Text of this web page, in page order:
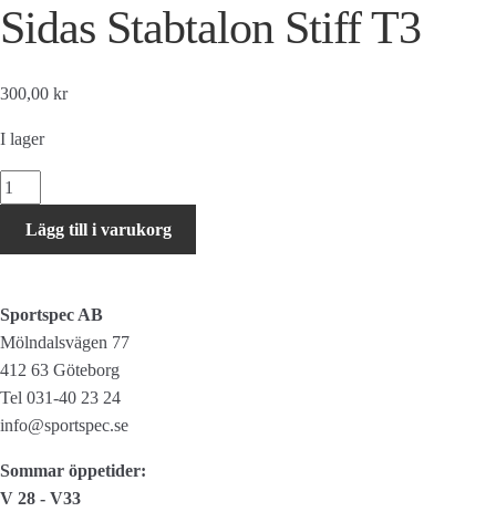
Sidas Stabtalon Stiff T3
300,00 kr
I lager
Sidas
Stabtalon
StiffLägg till i varukorg
Sportspec AB
Mölndalsvägen 77
412 63 Göteborg
Tel 031-40 23 24
info@sportspec.se
Sommar öppetider:
V 28 - V33